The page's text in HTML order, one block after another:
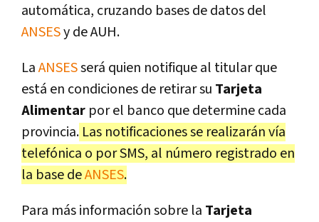
automática, cruzando bases de datos del
ANSESy de AUH.
LaANSESserá quien notifique al titular que
está en condiciones de retirar su Tarjeta
Alimentar por el banco que determine cada
provincia. Las notificaciones se realizarán vía
telefónica o por SMS, al número registrado en
la base deANSES.
Para más información sobre la Tarjeta